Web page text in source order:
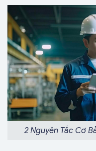
2 Nguyên Tắc Cơ